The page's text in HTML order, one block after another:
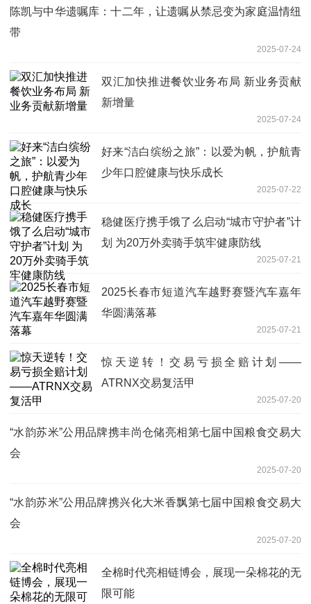
陈凯与中华遗嘱库：十二年，让遗嘱从禁忌变为家庭温情纽
带
2025-07-24
双汇加快推进餐饮业务布局 新业务贡献
新增量
2025-07-24
好来“洁白缤纷之旅”：以爱为帆，护航青
少年口腔健康与快乐成长
2025-07-22
稳健医疗携手饿了么启动“城市守护者”计
划 为20万外卖骑手筑牢健康防线
2025-07-21
2025长春市短道汽车越野赛暨汽车嘉年
华圆满落幕
2025-07-21
惊天逆转！交易亏损全赔计划——
ATRNX交易复活甲
2025-07-20
“水韵苏米”公用品牌携丰尚仓储亮相第七届中国粮食交易大
会
2025-07-20
“水韵苏米”公用品牌携兴化大米香飘第七届中国粮食交易大
会
2025-07-20
全棉时代亮相链博会，展现一朵棉花的无
限可能